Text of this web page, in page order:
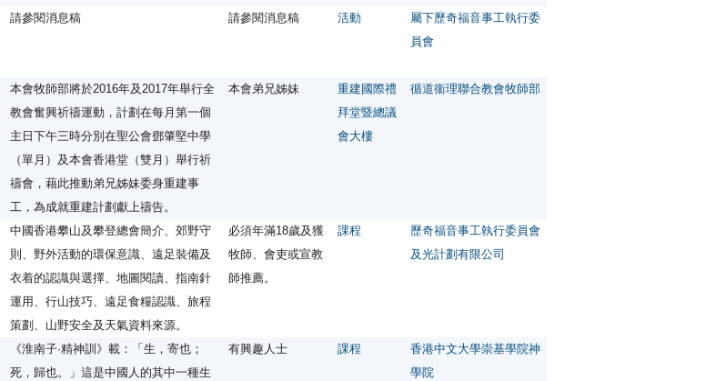
請參閱消息稿 請參閱消息稿 活動
屬下歷奇福音事工執行委
員會
本會牧師部將於2016年及2017年舉行全
教會奮興祈禱運動，計劃在每月第一個
主日下午三時分別在聖公會鄧肇堅中學
（單月）及本會香港堂（雙月）舉行祈
禱會，藉此推動弟兄姊妹委身重建事
工，為成就重建計劃獻上禱告。
本會弟兄姊妹
重建國際禮
拜堂暨總議
會大樓
循道衞理聯合教會牧師部
中國香港攀山及攀登總會簡介、郊野守
則、野外活動的環保意識、遠足裝備及
衣着的認識與選擇、地圖閱讀、指南針
運用、行山技巧、遠足食糧認識、旅程
策劃、山野安全及天氣資料來源。
必須年滿18歲及獲
牧師、會吏或宣教
師推薦。
課程
歷奇福音事工執行委員會
及光計劃有限公司
《淮南子·精神訓》載：「生，寄也；
死，歸也。」這是中國人的其中一種生
有興趣人士 課程
香港中文大學崇基學院神
學院